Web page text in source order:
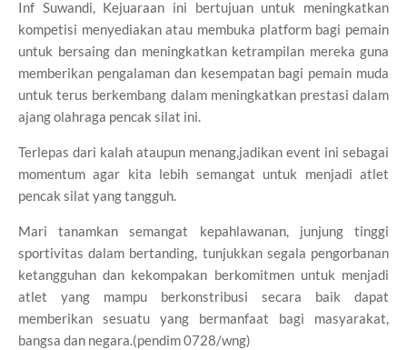
Inf Suwandi, Kejuaraan ini bertujuan untuk meningkatkan
kompetisi menyediakan atau membuka platform bagi pemain
untuk bersaing dan meningkatkan ketrampilan mereka guna
memberikan pengalaman dan kesempatan bagi pemain muda
untuk terus berkembang dalam meningkatkan prestasi dalam
ajang olahraga pencak silat ini.
Terlepas dari kalah ataupun menang,jadikan event ini sebagai
momentum agar kita lebih semangat untuk menjadi atlet
pencak silat yang tangguh.
Mari tanamkan semangat kepahlawanan, junjung tinggi
sportivitas dalam bertanding, tunjukkan segala pengorbanan
ketangguhan dan kekompakan berkomitmen untuk menjadi
atlet yang mampu berkonstribusi secara baik dapat
memberikan sesuatu yang bermanfaat bagi masyarakat,
bangsa dan negara.(pendim 0728/wng)